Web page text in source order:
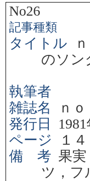
No26
記事種類
タイトル
のソン
執筆者
雑誌名
ｎ
発行日
1981
ページ
１
備 考 果実
ツ，フ